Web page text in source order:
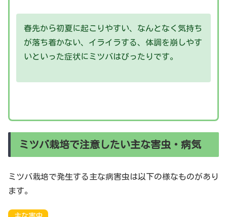
春先から初夏に起こりやすい、なんとなく気持ち
が落ち着かない、イライラする、体調を崩しやす
いといった症状にミツバはぴったりです。
ミツバ栽培で注意したい主な害虫・病気
ミツバ栽培で発生する主な病害虫は以下の様なものがあり
ます。